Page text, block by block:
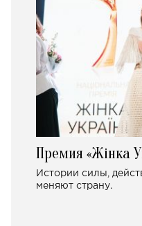
Премия «Жінка
Истории силы,
меняют страну.